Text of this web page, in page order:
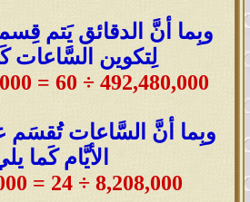
وبِما أنَّ الدقائق يَتم
لِتكوين السَّاعات
492,480,000 ÷ 60 = 8,208,000 ساعة
الأيَّام كَما
8,208,000 ÷ 24 = 342,000 يومًا